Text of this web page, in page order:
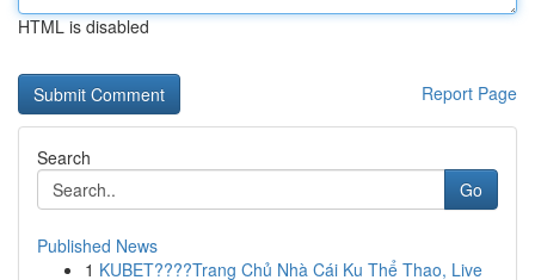
HTML is disabled
Report Page
Search
Go
Published News
1 KUBET????️Trang Chủ Nhà Cái Ku Thể Thao, Live